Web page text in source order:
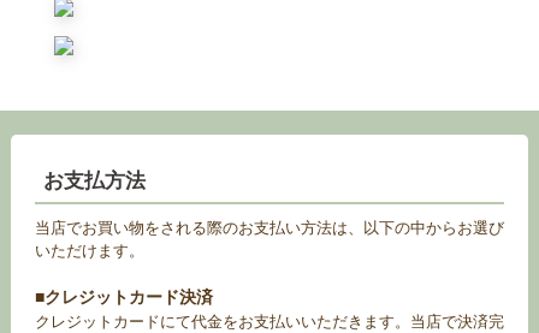
お支払方法
当店でお買い物をされる際のお支払い方法は、以下の中からお選び
いただけます。
■クレジットカード決済
クレジットカードにて代金をお支払いいただきます。当店で決済完